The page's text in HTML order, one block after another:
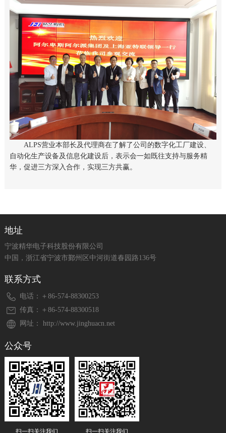
ALPS营业本部长及代理商在了解了公司的数字化工厂建设、
自动化生产设备及信息化建设后，表示会一如既往支持与服务精
华，促进三方深入合作，实现三方共赢。
地址
宁波精华电子科技股份有限公司
中国，浙江省宁波市鄞州区中河街道春园路136号
联系方式
电话：＋86-574-88300253
传真：＋86-574-88300518
网址： http://www.jinghuacn.net
公众号
扫一扫关注我们 扫一扫关注我们